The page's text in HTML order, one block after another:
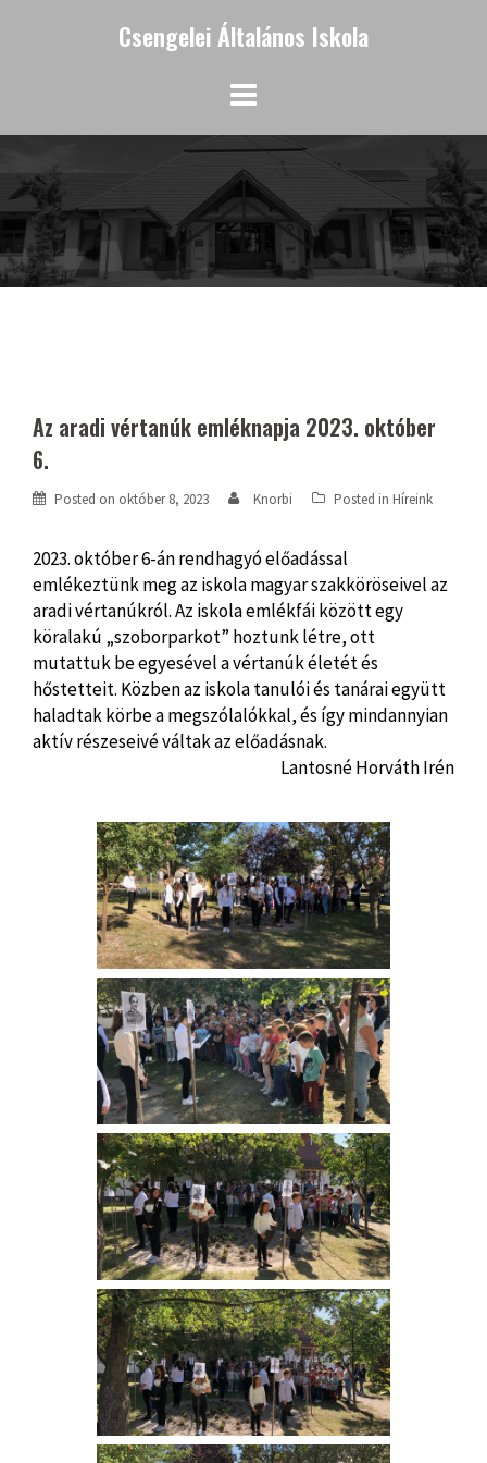
Csengelei Általános Iskola
Az aradi vértanúk emléknapja 2023. október
6.
Posted on október 8, 2023 Knorbi Posted in Híreink
2023. október 6-án rendhagyó előadással
emlékeztünk meg az iskola magyar szakköröseivel az
aradi vértanúkról. Az iskola emlékfái között egy
köralakú „szoborparkot” hoztunk létre, ott
mutattuk be egyesével a vértanúk életét és
hőstetteit. Közben az iskola tanulói és tanárai együtt
haladtak körbe a megszólalókkal, és így mindannyian
aktív részeseivé váltak az előadásnak.
Lantosné Horváth Irén